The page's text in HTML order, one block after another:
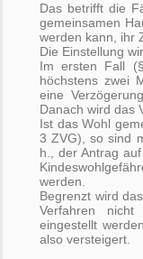
Das betrifft die
gemeinsamen
werden kann, ihr
Die Einstellung
Im ersten Fall
höchstens zwei
eine
Danach wird das
Ist das Wohl
3 ZVG), so sind
h., der Antrag
werden.
Begrenzt wird
Verfahren
eingestellt
also versteigert.